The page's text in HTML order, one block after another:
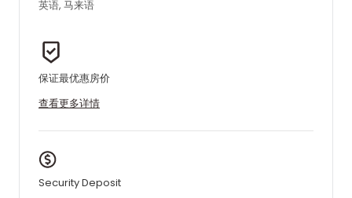
英语, 马来语
保证最优惠房价
查看更多详情
Security Deposit